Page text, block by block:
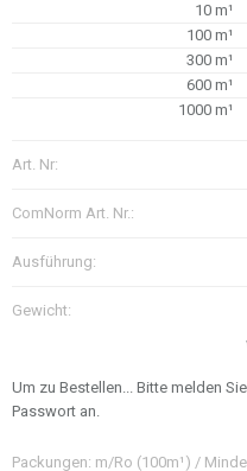
10 m¹
100 m¹
300 m¹
600 m¹
1000 m¹
Art. Nr:
ComNorm Art. Nr.:
Ausführung:
Gewicht:
Um zu Bestellen... Bitte melden
Passwort an.
Packungen: m/Ro (100m¹) /